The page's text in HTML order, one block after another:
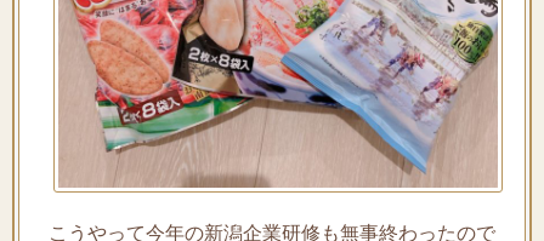
こうやって今年の新潟企業研修も無事終わったので